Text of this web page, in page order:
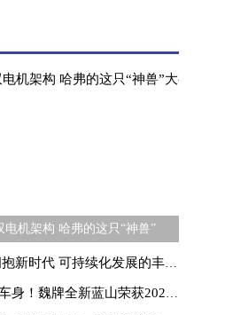
电机架构 哈弗的这只“神兽”
代 可持续化发展的丰田依然值得信赖
全新蓝山荣获2024轻量化车身会议创新奖